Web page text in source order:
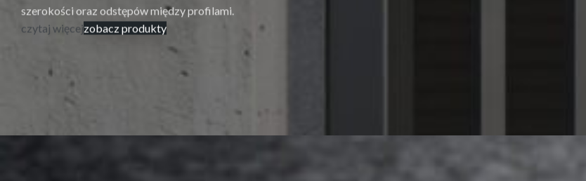
szerokości oraz odstępów między profilami.
czytaj więcejzobacz produkty